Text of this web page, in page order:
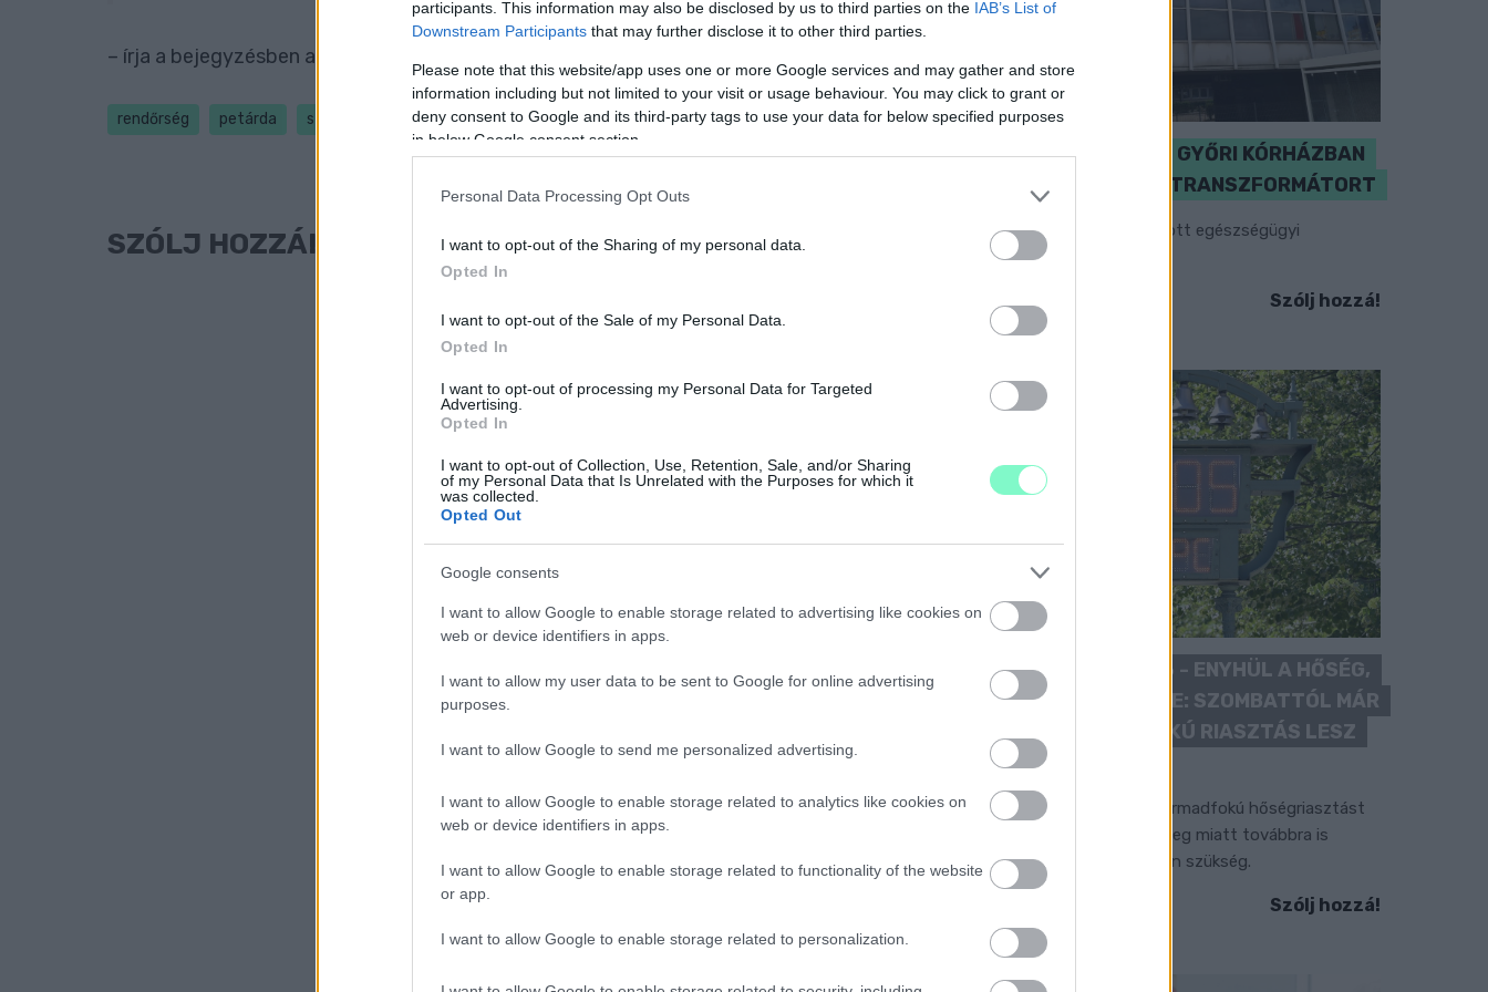
participants. This information may also be disclosed by us to third parties on the IAB’s List of
Downstream Participants that may further disclose it to other third parties.
Please note that this website/app uses one or more Google services and may gather and store
information including but not limited to your visit or usage behaviour. You may click to grant or
deny consent to Google and its third-party tags to use your data for below specified purposes
in below Google consent section.
Personal Data Processing Opt Outs
I want to opt-out of the Sharing of my personal data.
Opted In
I want to opt-out of the Sale of my Personal Data.
Opted In
I want to opt-out of processing my Personal Data for Targeted
Advertising.
Opted In
I want to opt-out of Collection, Use, Retention, Sale, and/or Sharing
of my Personal Data that Is Unrelated with the Purposes for which it
was collected.
Opted Out
Google consents
I want to allow Google to enable storage related to advertising like cookies on
web or device identifiers in apps.
I want to allow my user data to be sent to Google for online advertising
purposes.
I want to allow Google to send me personalized advertising.
I want to allow Google to enable storage related to analytics like cookies on
web or device identifiers in apps.
I want to allow Google to enable storage related to functionality of the website
or app.
I want to allow Google to enable storage related to personalization.
– írja a bejegyzésben a rendőrség.
rendőrség petárda szilveszter
SZÓLJ HOZZÁ!
KICSERÉLTÉK A GYŐRI KÓRHÁZBAN
MEGHIBÁSODOTT TRANSZFORMÁTORT
Megkezdték az elhalasztott egészségügyi
ellátásokat.
Szólj hozzá!
KÁNIKULA 2026 - ENYHÜL A HŐSÉG,
DE MÉG NINCS VÉGE: SZOMBATTÓL MÁR
“CSAK” MÁSODFOKÚ RIASZTÁS LESZ
ÉRVÉNYBEN
A július vége óta tartó harmadfokú hőségriasztást
mérséklik, de a tartós meleg miatt továbbra is
fokozott óvatosságra van szükség.
Szólj hozzá!